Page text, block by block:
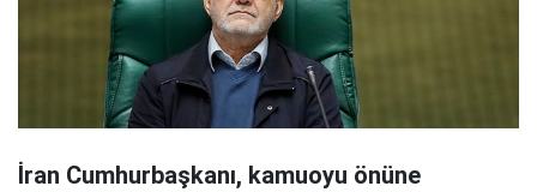
İran Cumhurbaşkanı, kamuoyu önüne